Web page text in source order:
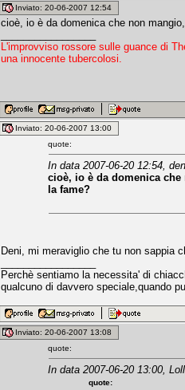
Inviato: 20-06-2007 12:54
cioè, io è da domenica che non
L'improvviso rossore sulle guance di
una innocente tubercolosi.
Inviato: 20-06-2007 13:00
quote:
In data 2007-06-20 12:54,
cioè, io è da domenica
la fame?
Deni, mi meraviglio che tu non sappia
Perchè sentiamo la necessita' di
qualcuno di davvero speciale,quando
Inviato: 20-06-2007 13:08
quote:
In data 2007-06-20 13:00,
quote: